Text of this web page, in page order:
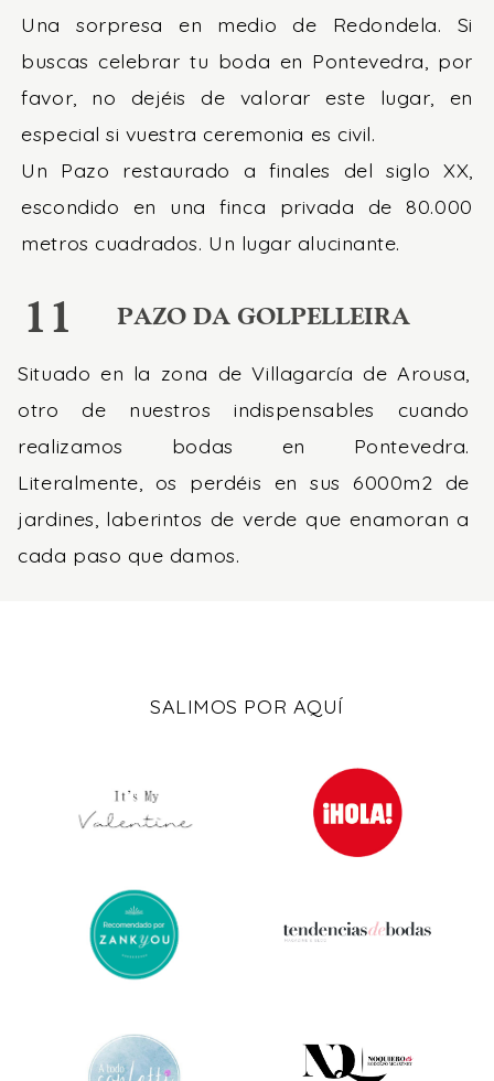
11 PAZO DA GOLPELLEIRA
Situado en la zona de Villagarcía de Arousa,
otro de nuestros indispensables cuando
realizamos bodas en Pontevedra.
Literalmente, os perdéis en sus 6000m2 de
jardines, laberintos de verde que enamoran a
cada paso que damos.
Una sorpresa en medio de Redondela. Si
buscas celebrar tu boda en Pontevedra, por
favor, no dejéis de valorar este lugar, en
especial si vuestra ceremonia es civil.
Un Pazo restaurado a finales del siglo XX,
escondido en una finca privada de 80.000
metros cuadrados. Un lugar alucinante.
SALIMOS POR AQUÍ